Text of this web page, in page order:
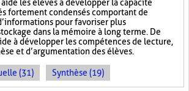
les élèves à développer la capacité
fortement condensés comportant de
pour favoriser plus
dans la mémoire à long terme. De
à développer les compétences de lecture,
et d’argumentation des élèves.
(31) Synthèse (19)